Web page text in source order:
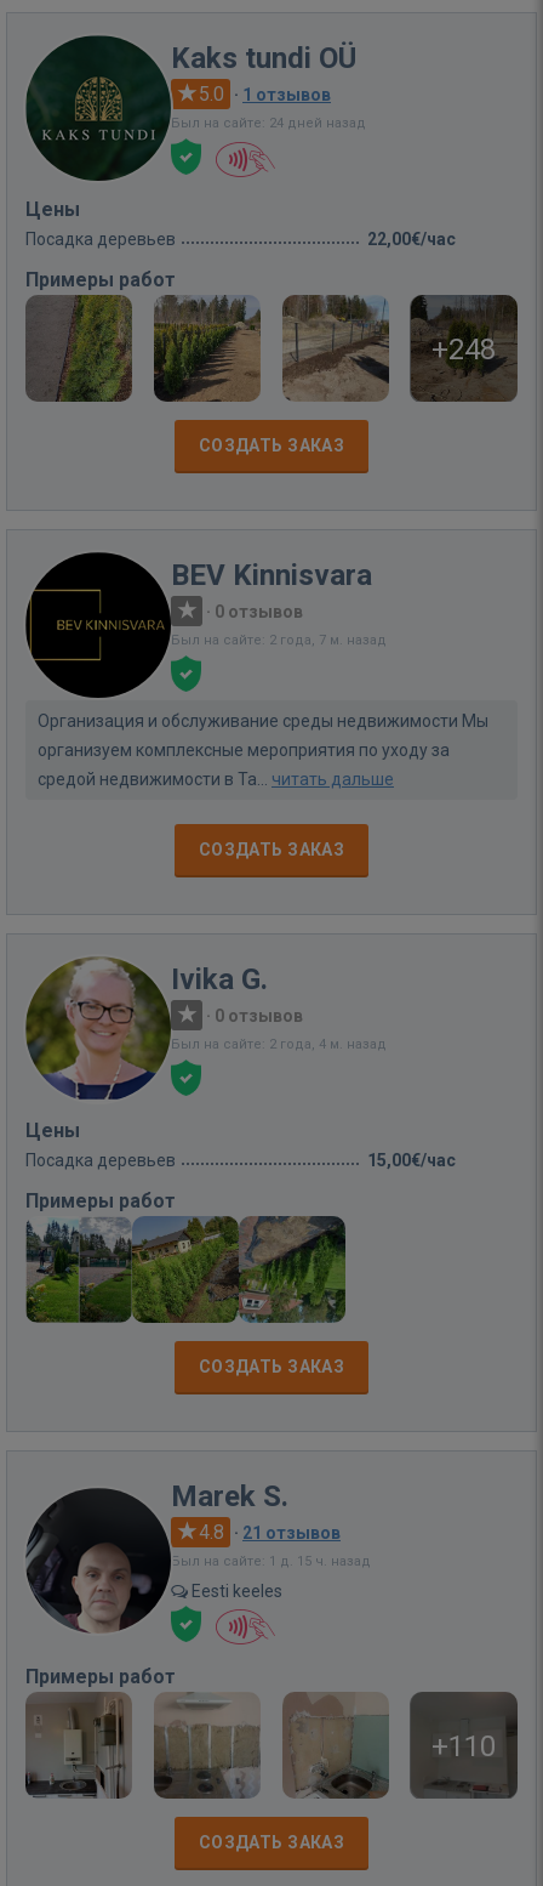
Kaks tundi OÜ
5.0 · 1 отзывов
Был на сайте: 24 дней назад
Цены
Посадка деревьев 22,00€/час
Примеры работ
+248
СОЗДАТЬ ЗАКАЗ
BEV Kinnisvara
· 0 отзывов
Был на сайте: 2 года, 7 м. назад
Организация и обслуживание среды недвижимости Мы
организуем комплексные мероприятия по уходу за
средой недвижимости в Та... читать дальше
СОЗДАТЬ ЗАКАЗ
Ivika G.
· 0 отзывов
Был на сайте: 2 года, 4 м. назад
Цены
Посадка деревьев 15,00€/час
Примеры работ
СОЗДАТЬ ЗАКАЗ
Marek S.
4.8 · 21 отзывов
Был на сайте: 1 д. 15 ч. назад
Eesti keeles
Примеры работ
+110
СОЗДАТЬ ЗАКАЗ